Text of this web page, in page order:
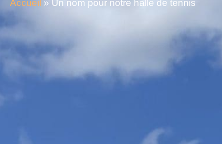
Accueil » Un nom pour notre halle de tennis